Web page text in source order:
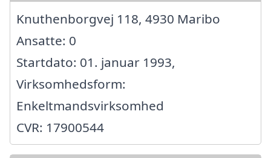
Knuthenborgvej 118, 4930 Maribo
Ansatte: 0
Startdato: 01. januar 1993,
Virksomhedsform:
Enkeltmandsvirksomhed
CVR: 17900544